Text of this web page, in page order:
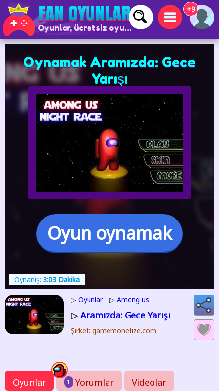
Oyunlar, ücretsiz oyunlar ve çevrimiçi oyunlar
+9
Oynamak Aramızda: Gece
Yarışı
Oyun oynamak
Oynanış: 3:03 Dakika
▷ Oyunlar ▷ Among us
▷Aramızda: Gece Yarışı
Şirket: gamemonetize.com
Oyunlar 1 Yorumlar Videolar